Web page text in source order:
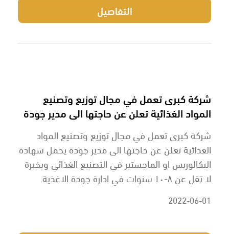
التفاصيل
شركة كبرى تعمل في مجال توزيع وتصنيع
المواد الغذائية تعلن عن حاجتها الى مدير جودة
شركة كبرى تعمل في مجال توزيع وتصنيع المواد
الغذائية تعلن عن حاجتها الى مدير جودة يحمل شهادة
البكالوريس او الماجستير في التصنيع الغذائي وبخبرة
لا تقل عن ٨-١٠ سنوات في ادارة جودة الاغذية.
2022-06-01